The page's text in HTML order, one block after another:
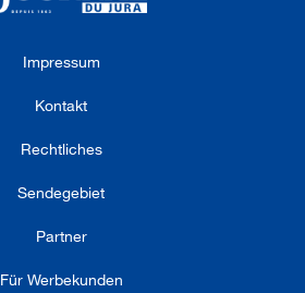
Impressum
Kontakt
Rechtliches
Sendegebiet
Partner
Für Werbekunden